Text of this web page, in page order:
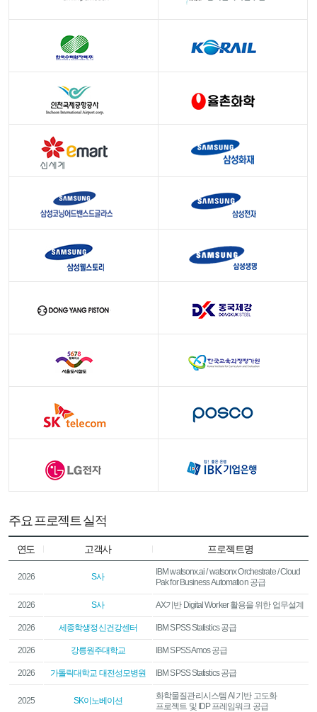
주요 프로젝트 실적
연도 고객사 프로젝트명
2026 S사
IBM watsonx.ai / watsonx Orchestrate / Cloud
Pak for Business Automation 공급
2026 S사 AX기반 Digital Worker 활용을 위한 업무설계
2026 세종학생정신건강센터 IBM SPSS Statistics 공급
2026 강릉원주대학교 IBM SPSS Amos 공급
2026 가톨릭대학교 대전성모병원 IBM SPSS Statistics 공급
2025 SK이노베이션
화학물질관리시스템 AI 기반 고도화
프로젝트 및 IDP 프레임워크 공급